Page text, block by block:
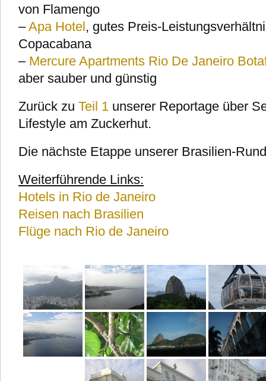
von Flamengo
–Apa Hotel, gutes Preis-
Copacabana
– Mercure Apartments Rio De Janeiro
aber sauber und günstig
Zurück zu Teil 1 unserer Reportage über
Lifestyle am Zuckerhut.
Die nächste Etappe unserer Brasilien-
Weiterführende Links:
Hotels in Rio de Janeiro
Reisen nach Brasilien
Flüge nach Rio de Janeiro